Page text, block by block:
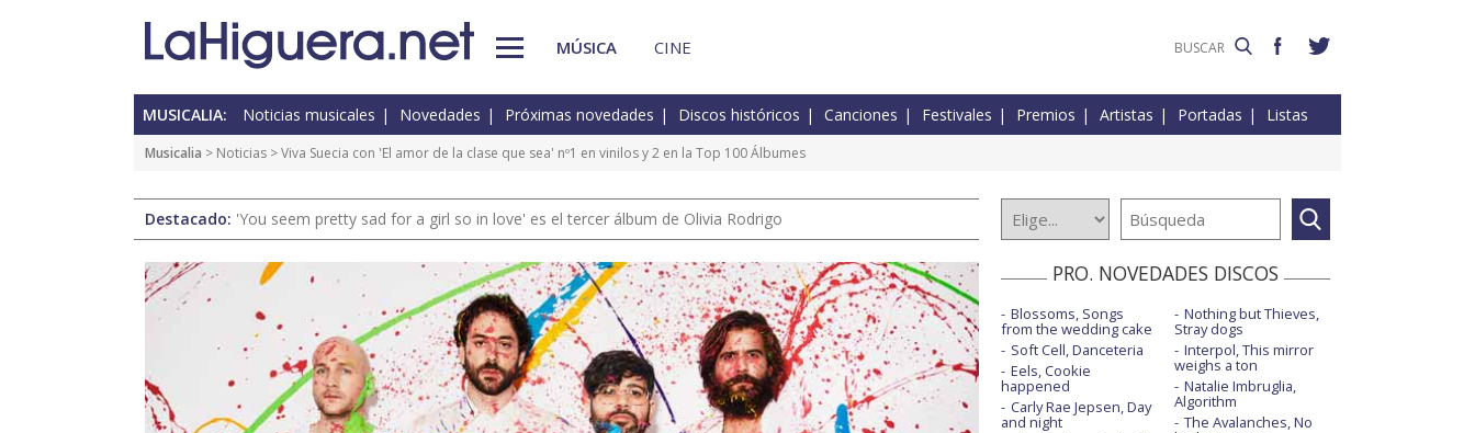
MÚSICA CINE
MUSICALIA: Noticias musicales Novedades Próximas novedades Discos históricos Canciones Festivales Premios Artistas Portadas Listas
Musicalia > Noticias > Viva Suecia con 'El amor de la clase que sea' nº1 en vinilos y 2 en la Top 100 Álbumes
Destacado: 'You seem pretty sad for a girl so in love' es el tercer álbum de Olivia Rodrigo
PRO. NOVEDADES DISCOS
Blossoms, Songs
from the wedding cake
Soft Cell, Danceteria
Eels, Cookie
happened
Carly Rae Jepsen, Day
and night
Nothing but Thieves,
Stray dogs
Interpol, This mirror
weighs a ton
Natalie Imbruglia,
Algorithm
The Avalanches, No